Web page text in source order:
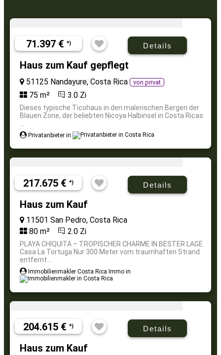
71.397 € *) Details
Haus zum Kauf gepflegt
51125 Nandayure, Costa Rica von privat
75 m² 3.0 Zi
Dieses typische Ticohaus in den malerischen Bergen der
Blauen Zone, der beliebten Nicoya Halbinsel in Costa Ricas
Privatanbieter in
217.675 € *) Details
Haus zum Kauf
11501 San Pedro, Costa Rica
80 m²
2.0 Zi
PLAYA CHIQUITA – TROPISCHER CHARME IN BESTER LAGE
Casa La Tortuga Nur 300 Meter vom traumhaften Strand
entfernt ...
Immobilienmakler Costa Rica Immo in
204.615 € *) Details
Haus zum Kauf